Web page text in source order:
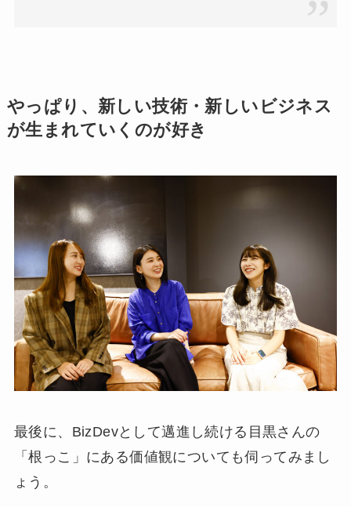
やっぱり、新しい技術・新しいビジネス
が生まれていくのが好き
最後に、BizDevとして邁進し続ける目黒さんの
「根っこ」にある価値観についても伺ってみまし
ょう。